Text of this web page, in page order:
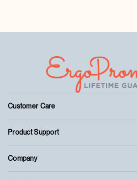
Customer Care
Product Support
Company